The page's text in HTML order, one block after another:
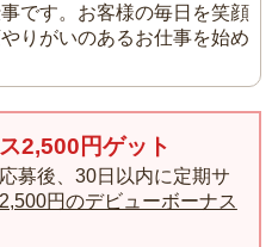
です。お客様の毎日を笑顔
りがいのあるお仕事を始め
2,500円ゲット
募後、30日以内に定期サ
2,500円のデビューボーナス